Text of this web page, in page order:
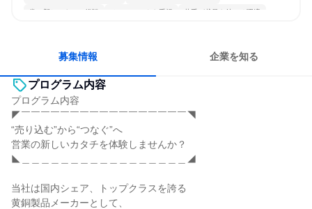
常に新しいものに挑戦 チームワークを重視 若手が裁量を持てる環境
募集情報 企業を知る
プログラム内容
プログラム内容
◤￣￣￣￣￣￣￣￣￣￣￣￣￣￣￣￣￣◥
“売り込む”から“つなぐ”へ
営業の新しいカタチを体験しませんか？
◣＿＿＿＿＿＿＿＿＿＿＿＿＿＿＿＿＿◢
当社は国内シェア、トップクラスを誇る
黄銅製品メーカーとして、